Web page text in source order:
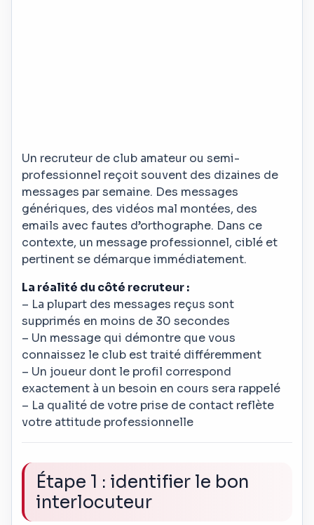
Un recruteur de club amateur ou semi-
professionnel reçoit souvent des dizaines de
messages par semaine. Des messages
génériques, des vidéos mal montées, des
emails avec fautes d’orthographe. Dans ce
contexte, un message professionnel, ciblé et
pertinent se démarque immédiatement.
La réalité du côté recruteur :
– La plupart des messages reçus sont
supprimés en moins de 30 secondes
– Un message qui démontre que vous
connaissez le club est traité différemment
– Un joueur dont le profil correspond
exactement à un besoin en cours sera rappelé
– La qualité de votre prise de contact reflète
votre attitude professionnelle
Étape 1 : identifier le bon
interlocuteur